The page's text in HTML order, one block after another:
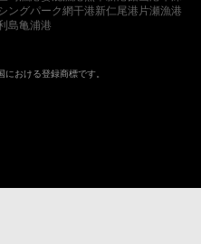
ングパーク網干港新仁尾港 片瀬漁港
島亀浦港
おける登録商標です。